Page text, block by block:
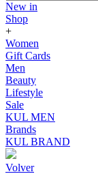
New in
Shop
+
Women
Gift Cards
Men
Beauty
Lifestyle
Sale
KUL MEN
Brands
KUL BRAND
Volver